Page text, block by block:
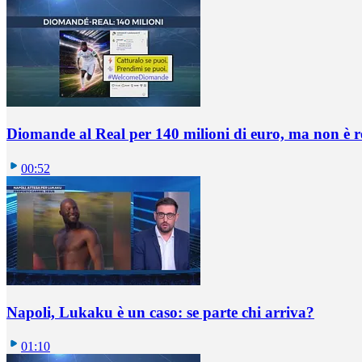
Diomande al Real per 140 milioni di euro, ma non è
00:52
Napoli, Lukaku è un caso: se parte chi arriva?
01:10